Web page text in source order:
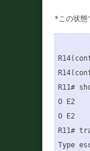
R11#
O E2
O E2
R11#
Type